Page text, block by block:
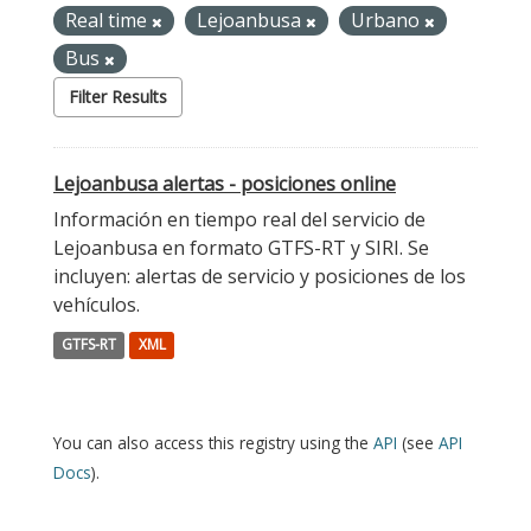
Real time
Lejoanbusa
Urbano
Bus
Filter Results
Lejoanbusa alertas - posiciones online
Información en tiempo real del servicio de
Lejoanbusa en formato GTFS-RT y SIRI. Se
incluyen: alertas de servicio y posiciones de los
vehículos.
GTFS-RT XML
You can also access this registry using the API (see API
Docs).